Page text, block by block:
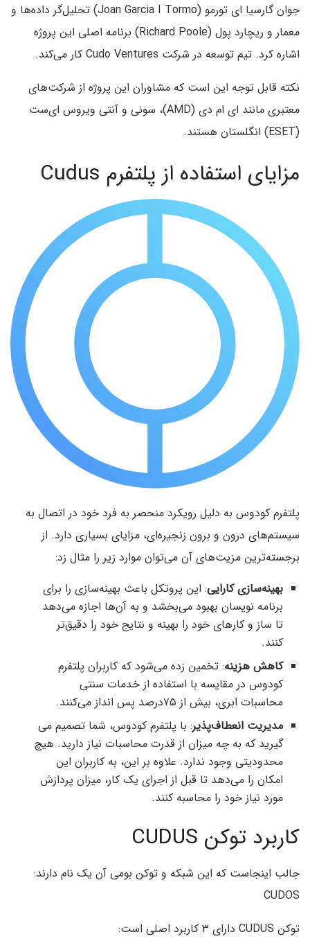
جوان گارسیا ای تورمو (Joan Garcia I Tormo) تحلیل‌گر داده‌ها و
معمار و ریچارد پول (Richard Poole) برنامه اصلی این پروژه
اشاره کرد. تیم توسعه در شرکت Cudo Ventures کار می‌کند.
نکته قابل توجه این است که مشاوران این پروژه از شرکت‌های
معتبری مانند ای ام دی (AMD)، سونی و آنتی ویروس ای‌ست
(ESET) انگلستان هستند.
مزایای استفاده از پلتفرم Cudus
پلتفرم کودوس به دلیل رویکرد منحصر به فرد خود در اتصال به
سیستم‌های درون و برون زنجیره‌ای، مزایای بسیاری دارد. از
برجسته‌ترین مزیت‌های آن می‌توان موارد زیر را مثال زد:
بهینه‌سازی کارایی: این پروتکل باعث بهینه‌سازی را برای
برنامه نویسان بهبود می‌بخشد و به آن‌ها اجازه می‌دهد
تا ساز و کار‌های خود را بهینه و نتایج خود را دقیق‌تر
کنند.
کاهش هزینه: تخمین زده می‌شود که کاربران پلتفرم
کودوس در مقایسه با استفاده از خدمات سنتی
محاسبات ابری، بیش از ۷۵‌درصد پس انداز می‌کنند.
مدیریت انعطاف‌پذیر: با پلتفرم کودوس، شما تصمیم می
گیرید که به چه میزان از قدرت محاسبات نیاز دارید. هیچ
محدودیتی وجود ندارد. علاوه بر این، به کاربران این
امکان را می‌دهد تا قبل از اجرای یک کار، میزان پردازش
مورد نیاز خود را محاسبه کنند.
کاربرد توکن CUDUS
جالب اینجاست که این شبکه و توکن بومی آن یک نام دارند:
CUDOS
توکن CUDUS دارای ۳ کاربرد اصلی است: